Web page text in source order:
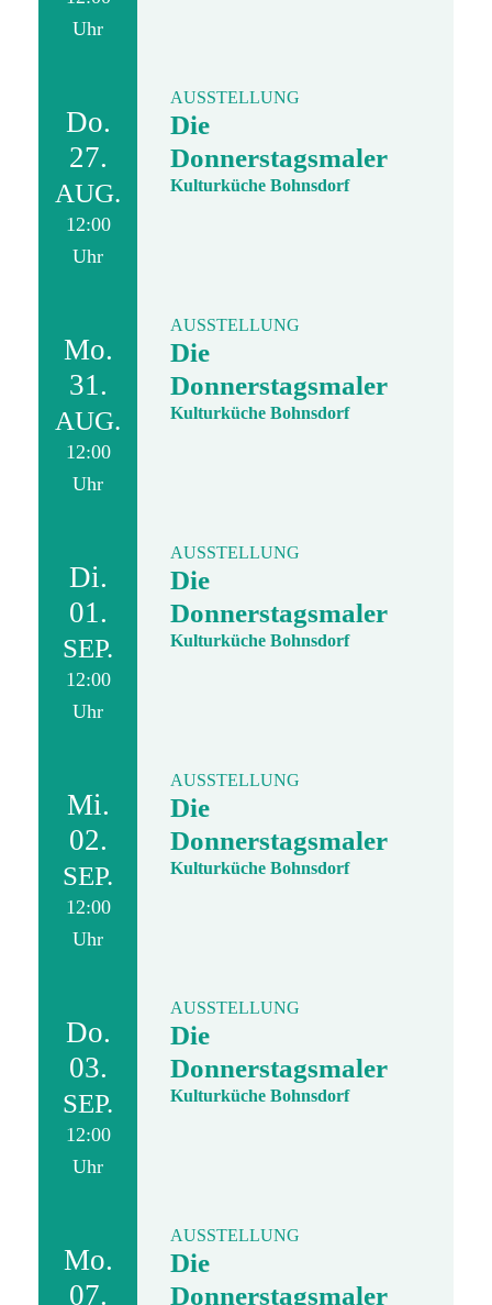
Uhr
Do.
27.
AUG.
12:00
Uhr
AUSSTELLUNG
Die
Donnerstagsmaler
Kulturküche Bohnsdorf
Mo.
31.
AUG.
12:00
Uhr
AUSSTELLUNG
Die
Donnerstagsmaler
Kulturküche Bohnsdorf
Di.
01.
SEP.
12:00
Uhr
AUSSTELLUNG
Die
Donnerstagsmaler
Kulturküche Bohnsdorf
Mi.
02.
SEP.
12:00
Uhr
AUSSTELLUNG
Die
Donnerstagsmaler
Kulturküche Bohnsdorf
Do.
03.
SEP.
12:00
Uhr
AUSSTELLUNG
Die
Donnerstagsmaler
Kulturküche Bohnsdorf
Mo.
07.
AUSSTELLUNG
Die
Donnerstagsmaler